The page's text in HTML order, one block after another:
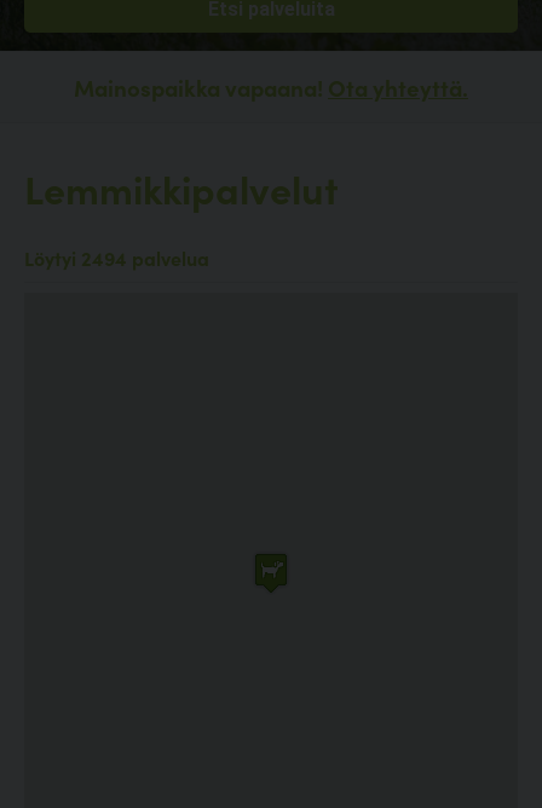
Mainospaikka vapaana! Ota yhteyttä.
Lemmikkipalvelut
Löytyi 2494 palvelua